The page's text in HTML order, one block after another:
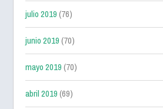
julio 2019(76)
junio 2019(70)
mayo 2019(70)
abril 2019(69)